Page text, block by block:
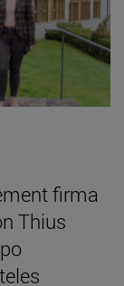
firma
Thius